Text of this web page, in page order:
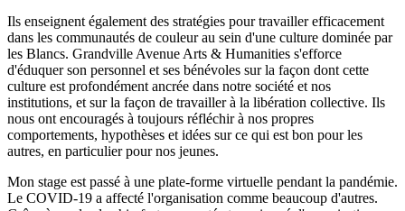
Ils enseignent également des stratégies pour travailler efficacement
dans les communautés de couleur au sein d'une culture dominée par
les Blancs. Grandville Avenue Arts & Humanities s'efforce
d'éduquer son personnel et ses bénévoles sur la façon dont cette
culture est profondément ancrée dans notre société et nos
institutions, et sur la façon de travailler à la libération collective. Ils
nous ont encouragés à toujours réfléchir à nos propres
comportements, hypothèses et idées sur ce qui est bon pour les
autres, en particulier pour nos jeunes.
Mon stage est passé à une plate-forme virtuelle pendant la pandémie.
Le COVID-19 a affecté l'organisation comme beaucoup d'autres.